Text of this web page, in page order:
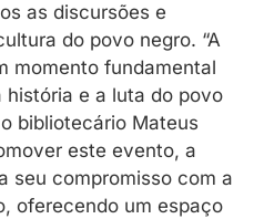
as discursões e
do povo negro. “A
momento fundamental
história e a luta do povo
bibliotecário Mateus
este evento, a
seu compromisso com a
oferecendo um espaço